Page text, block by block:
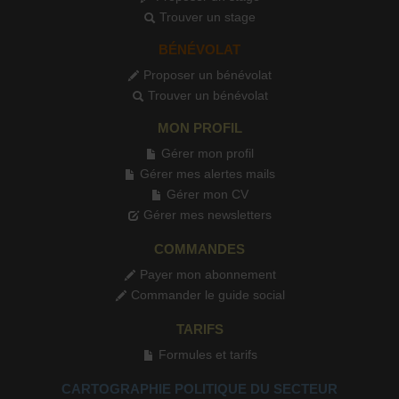
Trouver un stage
BÉNÉVOLAT
Proposer un bénévolat
Trouver un bénévolat
MON PROFIL
Gérer mon profil
Gérer mes alertes mails
Gérer mon CV
Gérer mes newsletters
COMMANDES
Payer mon abonnement
Commander le guide social
TARIFS
Formules et tarifs
CARTOGRAPHIE POLITIQUE DU SECTEUR